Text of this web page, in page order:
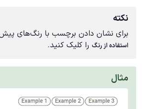
نکته
برای نشان دادن برچسب با رنگ‌های
استفاده از رنگ را کلیک کنید.
مثال